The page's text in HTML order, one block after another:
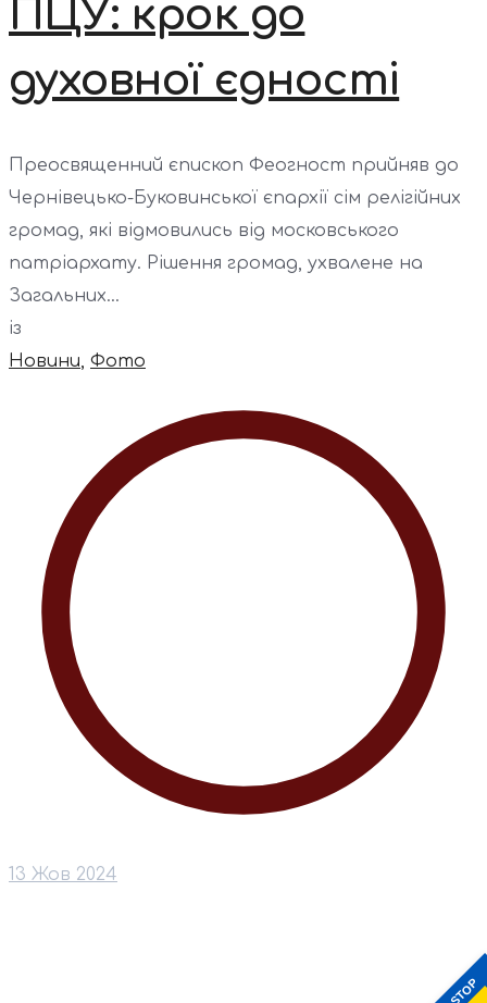
STOP
ПЦУ: крок до
духовної єдності
Преосвященний єпископ Феогност прийняв до
Чернівецько-Буковинської єпархії сім релігійних
громад, які відмовились від московського
патріархату. Рішення громад, ухвалене на
Загальних...
із
Новини, Фото
13 Жов 2024